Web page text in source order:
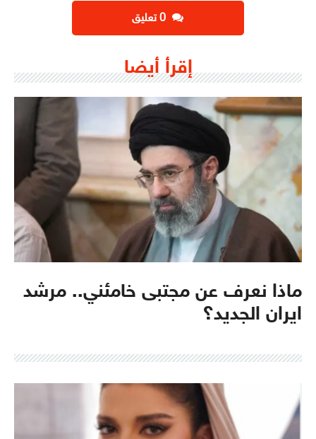
إقرأ أيضا
ماذا نعرف عن مجتبى خامئني.. مرشد
ايران الجديد؟